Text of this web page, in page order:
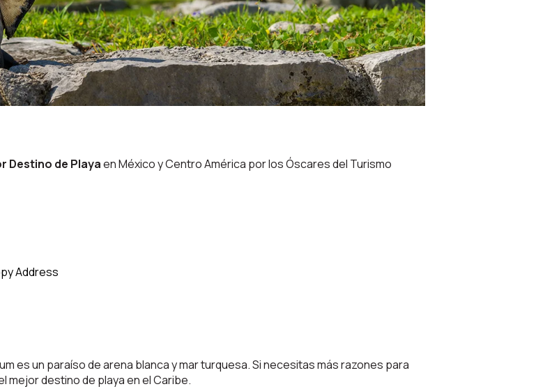
Destino de Playaen México y Centro América por los Óscares del Turismo
Address
es un paraíso de arena blanca y mar turquesa. Si necesitas más razones para
mejor destino de playa en el Caribe.